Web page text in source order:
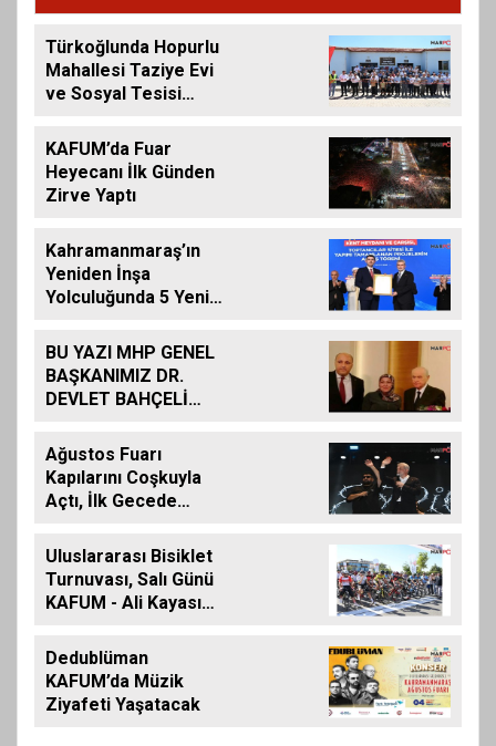
Türkoğlunda Hopurlu
Mahallesi Taziye Evi
ve Sosyal Tesisi
KAFUM’da Fuar
Heyecanı İlk Günden
Zirve Yaptı
Kahramanmaraş’ın
Yeniden İnşa
Yolculuğunda 5 Yeni
Açıldı
BU YAZI MHP GENEL
BAŞKANIMIZ DR.
DEVLET BAHÇELİ
ALINMIŞ BİLDİRİDİR..
Ağustos Fuarı
Kapılarını Coşkuyla
Açtı, İlk Gecede
Uluslararası Bisiklet
Turnuvası, Salı Günü
KAFUM - Ali Kayası
Dedublüman
KAFUM’da Müzik
Ziyafeti Yaşatacak